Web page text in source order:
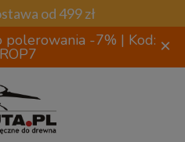
od 499 zł
polerowania -7% | Kod: ×